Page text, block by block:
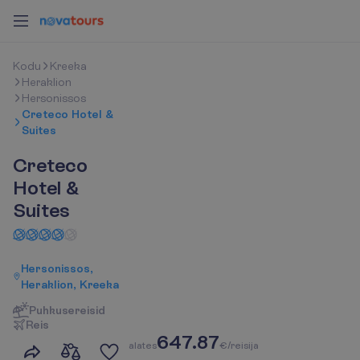
Kodu
Kreeka
Heraklion
Hersonissos
Creteco Hotel &
Suites
Creteco
Hotel &
Suites
Hersonissos,
Heraklion, Kreeka
Puhkusereisid
Reis
alates647.87€/reisija